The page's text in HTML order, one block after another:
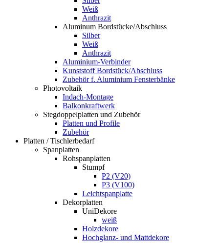
Weiß
Anthrazit
Aluminum Bordstücke/Abschluss
Silber
Weiß
Anthrazit
Aluminium-Verbinder
Kunststoff Bordstück/Abschluss
Zubehör f. Aluminium Fensterbänke
Photovoltaik
Indach-Montage
Balkonkraftwerk
Stegdoppelplatten und Zubehör
Platten und Profile
Zubehör
Platten / Tischlerbedarf
Spanplatten
Rohspanplatten
Stumpf
P2 (V20)
P3 (V100)
Leichtspanplatte
Dekorplatten
UniDekore
weiß
Holzdekore
Hochglanz- und Mattdekore